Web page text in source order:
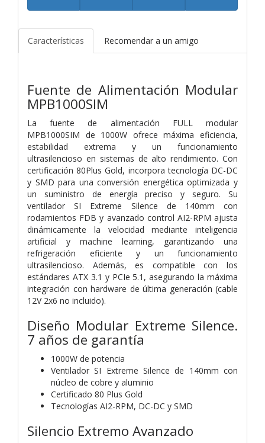
Características Recomendar a un amigo
Fuente de Alimentación Modular
MPB1000SIM
La fuente de alimentación FULL modular
MPB1000SIM de 1000W ofrece máxima eficiencia,
estabilidad extrema y un funcionamiento
ultrasilencioso en sistemas de alto rendimiento. Con
certificación 80Plus Gold, incorpora tecnología DC-DC
y SMD para una conversión energética optimizada y
un suministro de energía preciso y seguro. Su
ventilador SI Extreme Silence de 140mm con
rodamientos FDB y avanzado control AI2-RPM ajusta
dinámicamente la velocidad mediante inteligencia
artificial y machine learning, garantizando una
refrigeración eficiente y un funcionamiento
ultrasilencioso. Además, es compatible con los
estándares ATX 3.1 y PCIe 5.1, asegurando la máxima
integración con hardware de última generación (cable
12V 2x6 no incluido).
Diseño Modular Extreme Silence.
7 años de garantía
1000W de potencia
Ventilador SI Extreme Silence de 140mm con
núcleo de cobre y aluminio
Certificado 80 Plus Gold
Tecnologías AI2-RPM, DC-DC y SMD
Silencio Extremo Avanzado